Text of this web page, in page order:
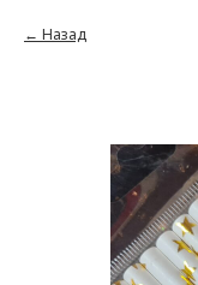
Назад